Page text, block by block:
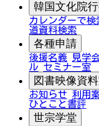
韓国文化院
カレンダーで検
道資料検索
各種申請
後援名義 見学
ル セミナー室
図書映像資
お知らせ 利用
ひとこと書評
世宗学堂